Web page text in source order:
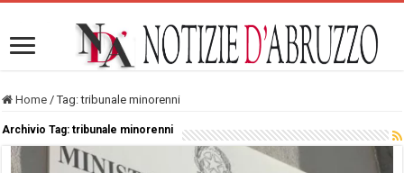
Home / Tag:tribunale minorenni
Archivio Tag:tribunale minorenni